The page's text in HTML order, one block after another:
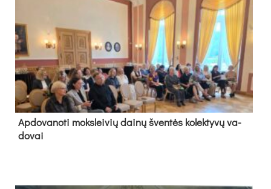
Ap­do­va­no­ti moks­lei­vių dai­nų šven­tės ko­lek­ty­vų va­
do­vai